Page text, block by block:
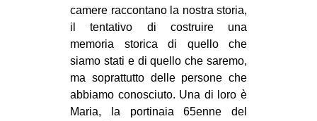
camere raccontano la nostra storia,
il tentativo di costruire una
memoria storica di quello che
siamo stati e di quello che saremo,
ma soprattutto delle persone che
abbiamo conosciuto. Una di loro è
Maria, la portinaia 65enne del